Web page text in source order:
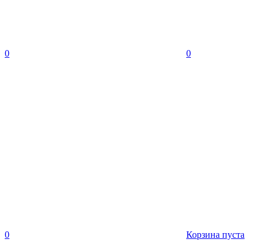
0 0
0
Корзина пуста